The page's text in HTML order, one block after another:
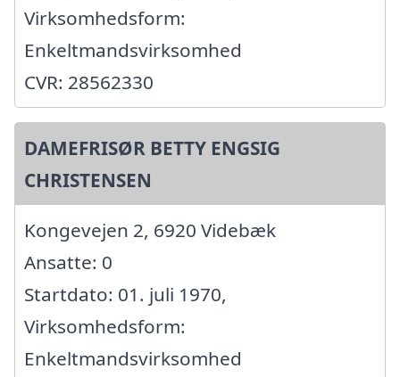
Virksomhedsform:
Enkeltmandsvirksomhed
CVR: 28562330
DAMEFRISØR BETTY ENGSIG
CHRISTENSEN
Kongevejen 2, 6920 Videbæk
Ansatte: 0
Startdato: 01. juli 1970,
Virksomhedsform:
Enkeltmandsvirksomhed